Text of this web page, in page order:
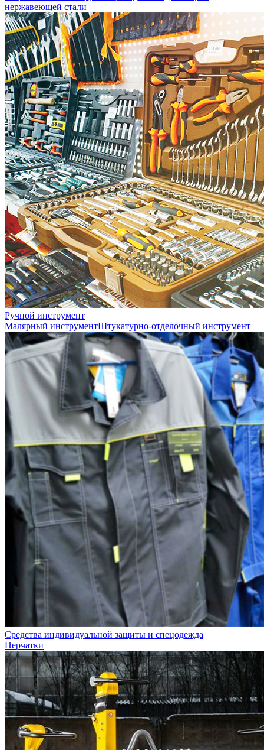
нержавеющей стали
Ручной инструмент
Малярный инструментШтукатурно-отделочный инструмент
Средства индивидуальной защиты и спецодежда
Перчатки